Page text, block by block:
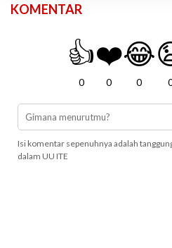
KOMENTAR
👍
0
❤️
0
😂
0
Isi komentar sepenuhnya adalah
dalam UU ITE